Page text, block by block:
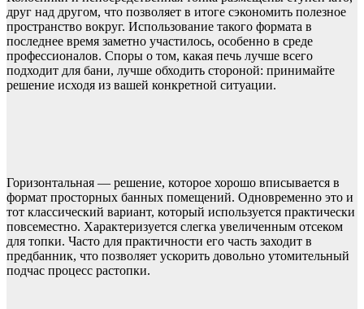
друг над другом, что позволяет в итоге сэкономить полезное
пространство вокруг. Использование такого формата в
последнее время заметно участилось, особенно в среде
профессионалов. Споры о том, какая печь лучше всего
подходит для бани, лучше обходить стороной: принимайте
решение исходя из вашей конкретной ситуации.
Горизонтальная — решение, которое хорошо вписывается в
формат просторных банных помещений. Одновременно это и
тот классический вариант, который используется практически
повсеместно. Характеризуется слегка увеличенным отсеком
для топки. Часто для практичности его часть заходит в
предбанник, что позволяет ускорить довольно утомительный
подчас процесс растопки.